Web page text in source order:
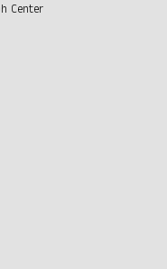
Center